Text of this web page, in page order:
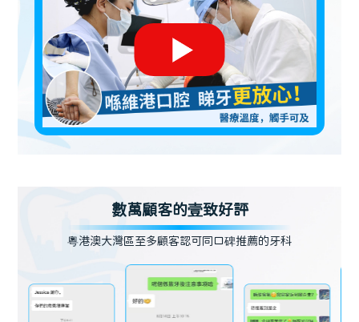
數萬顧客的壹致好評
粵港澳大灣區至多顧客認可同口碑推薦的牙科